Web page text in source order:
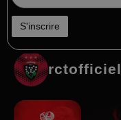
rctofficiel